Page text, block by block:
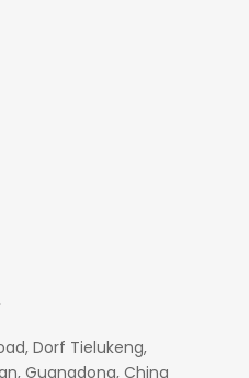
Dorf Tielukeng,
Guangdong, China